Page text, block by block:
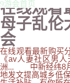
9游会首页
在线观看
母子乱伦
会
在线观看最新购买
《av人妻社区男
洲... 中新经纬8月
地发文提高城乡低